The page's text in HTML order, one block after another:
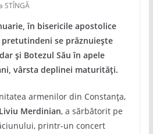
STÎNGĂ
în bisericile apostolice
se prăznuiește
și Botezul Său în apele
vârsta deplinei maturități.
armenilor din Constanța,
Liviu Merdinian, a sărbătorit pe
printr-un concert